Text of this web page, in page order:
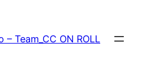
Team_CC ON ROLL